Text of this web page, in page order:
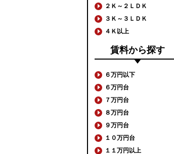
２Ｋ～２ＬＤＫ
３Ｋ～３ＬＤＫ
４Ｋ以上
賃料から探す
６万円以下
６万円台
７万円台
８万円台
９万円台
１０万円台
１１万円以上